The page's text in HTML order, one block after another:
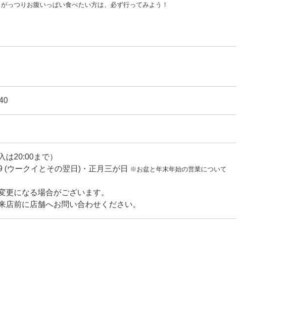
っつりお腹いっぱい食べたい方は、必ず行ってみよう！
は20:00まで）
(ウークイとその翌日)・正月三が日
※お盆と年末年始の営業について
になる場合がございます。
前に店舗へお問い合わせください。